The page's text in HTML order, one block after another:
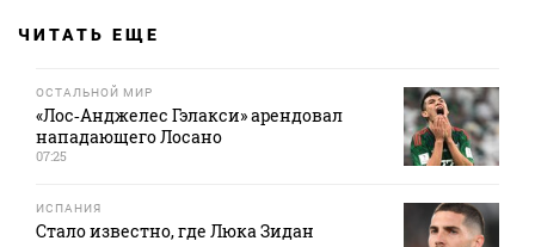
ЧИТАТЬ ЕЩЕ
ОСТАЛЬНОЙ МИР
«Лос‑Анджелес Гэлакси» арендовал
нападающего Лосано
07:25
ИСПАНИЯ
Стало известно, где Люка Зидан